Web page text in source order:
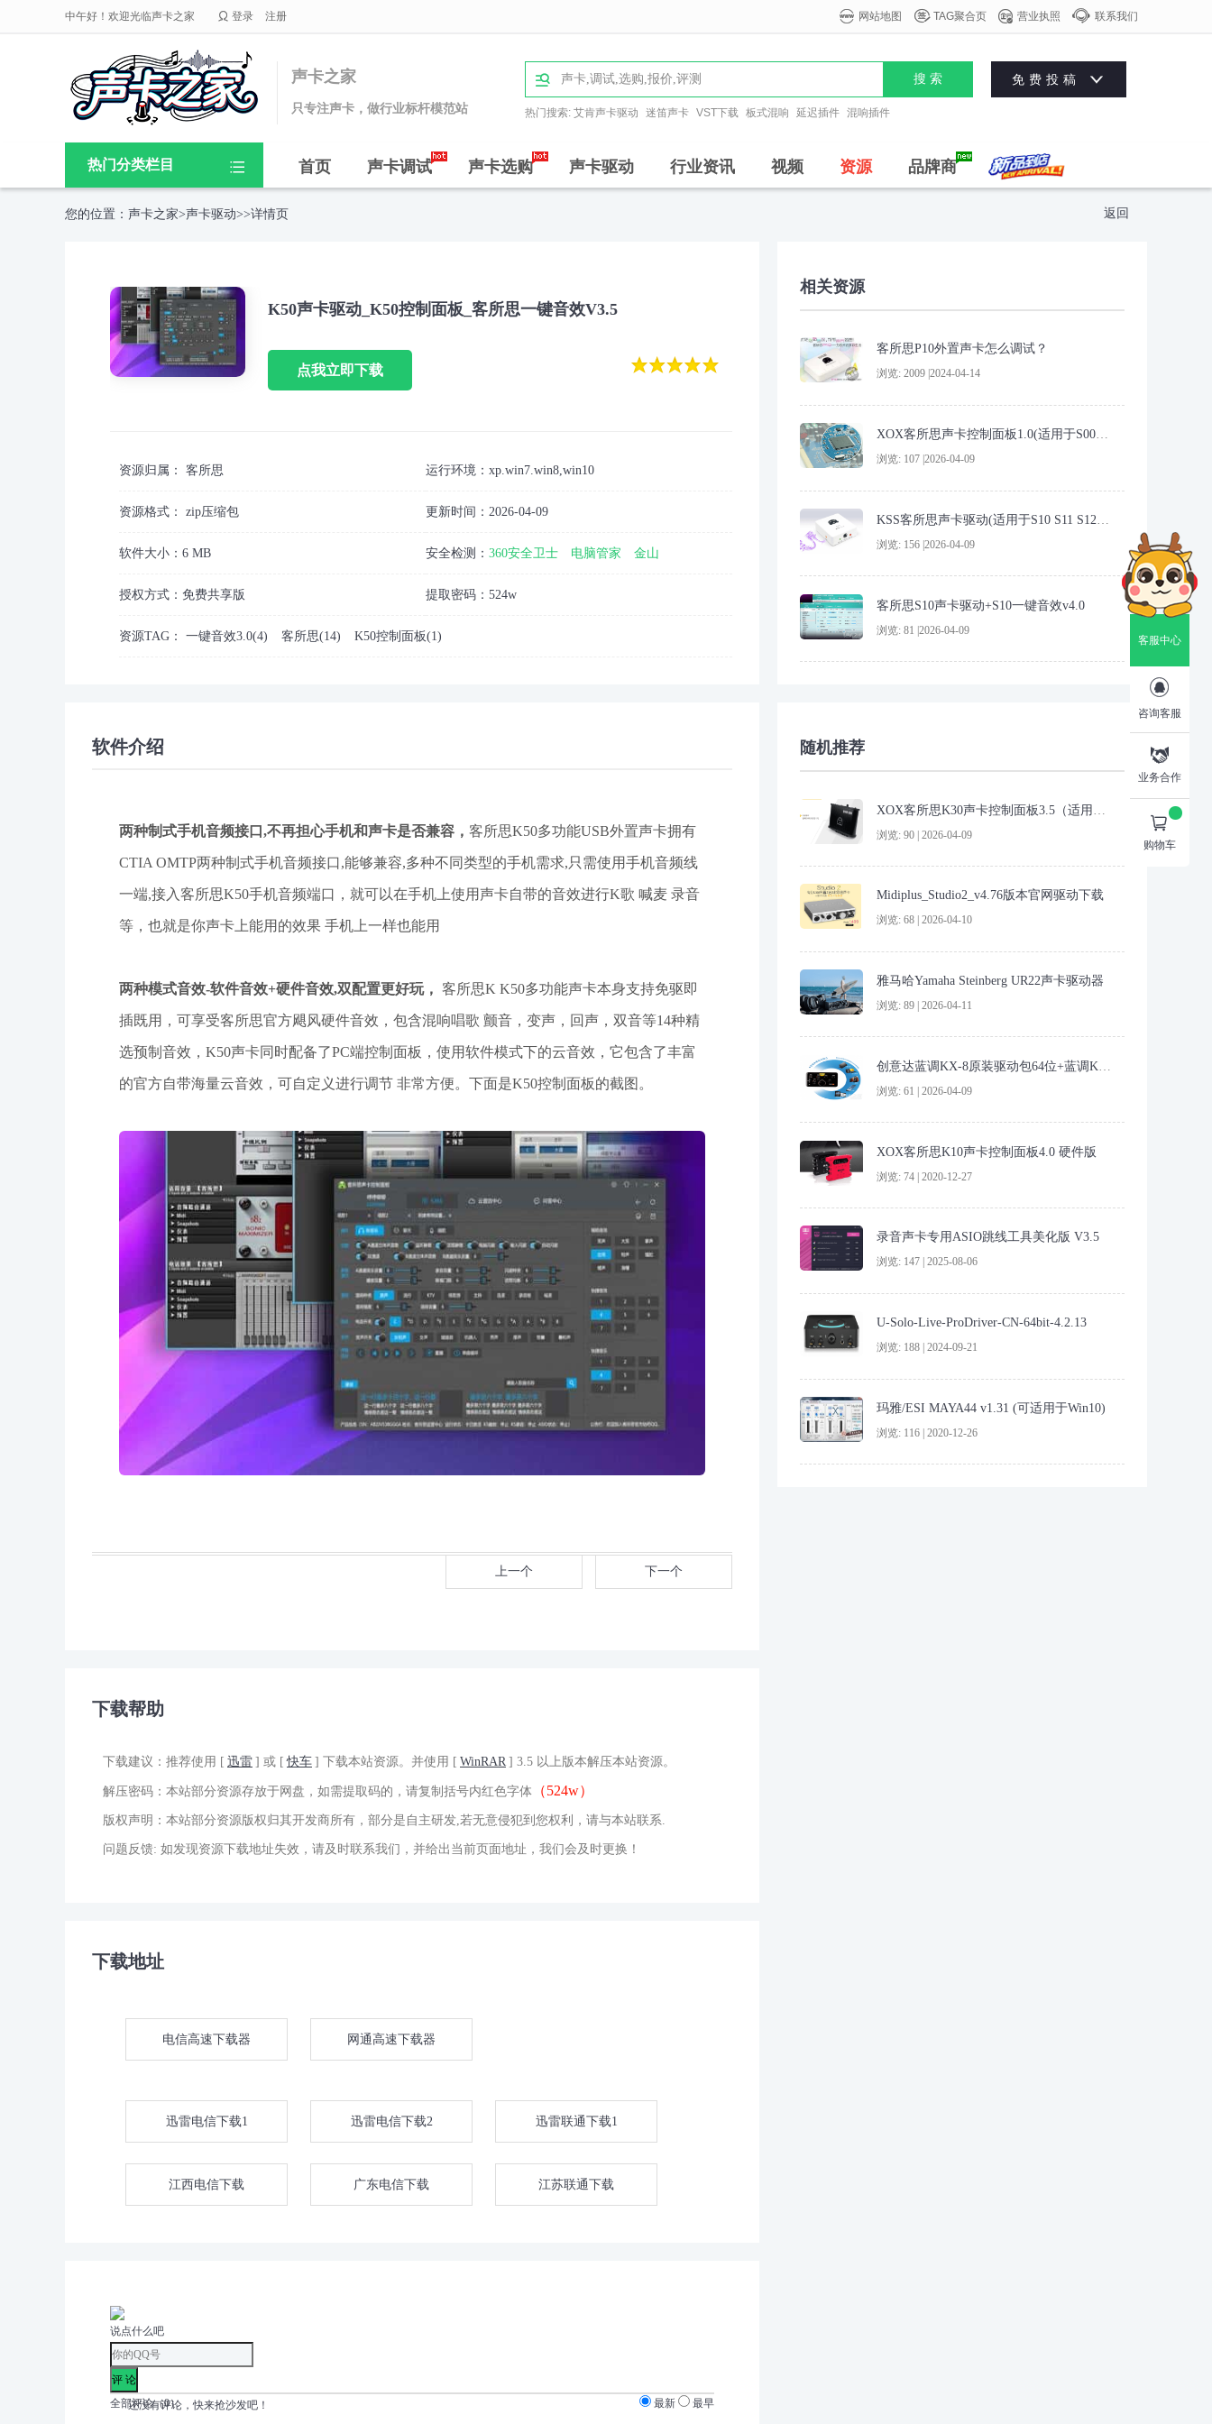
中午好！欢迎光临声卡之家  登录 注册  网站地图  TAG聚合页  营业执照  联系我们
声卡之家
只专注声卡，做行业标杆模范站
 搜 索 免费投稿 
热门搜索: 艾肯声卡驱动 迷笛声卡 VST下载 板式混响 延迟插件 混响插件
热门分类栏目  首页 声卡调试 声卡选购 声卡驱动 行业资讯 视频 资源 品牌商
您的位置： 声卡之家>声卡驱动>>详情页 返回
K50声卡驱动_K50控制面板_客所思一键音效V3.5
点我立即下载
资源归属： 客所思 运行环境： xp.win7.win8,win10
资源格式： zip压缩包 更新时间： 2026-04-09
软件大小： 6 MB 安全检测： 360安全卫士 电脑管家 金山
授权方式： 免费共享版 提取密码： 524w
资源TAG： 一键音效3.0(4) 客所思(14) K50控制面板(1)
软件介绍
两种制式手机音频接口,不再担心手机和声卡是否兼容， 客所思K50多功能USB外置声卡拥有
CTIA OMTP两种制式手机音频接口,能够兼容,多种不同类型的手机需求,只需使用手机音频线
一端,接入客所思K50手机音频端口，就可以在手机上使用声卡自带的音效进行K歌 喊麦 录音
等，也就是你声卡上能用的效果 手机上一样也能用
两种模式音效-软件音效+硬件音效,双配置更好玩， 客所思K K50多功能声卡本身支持免驱即
插既用，可享受客所思官方飓风硬件音效，包含混响唱歌 颤音，变声，回声，双音等14种精
选预制音效，K50声卡同时配备了PC端控制面板，使用软件模式下的云音效，它包含了丰富
的官方自带海量云音效，可自定义进行调节 非常方便。下面是K50控制面板的截图。
上一个 下一个
下载帮助
下载建议：推荐使用 [ 迅雷 ] 或 [ 快车 ] 下载本站资源。并使用 [ WinRAR ] 3.5 以上版本解压本站资源。
解压密码：本站部分资源存放于网盘，如需提取码的，请复制括号内红色字体 （524w）
版权声明：本站部分资源版权归其开发商所有，部分是自主研发,若无意侵犯到您权利，请与本站联系.
问题反馈: 如发现资源下载地址失效，请及时联系我们，并给出当前页面地址，我们会及时更换！
下载地址
电信高速下载器 网通高速下载器
迅雷电信下载1 迅雷电信下载2 迅雷联通下载1
江西电信下载 广东电信下载 江苏联通下载
相关资源
客所思P10外置声卡怎么调试？
浏览: 2009 |2024-04-14
XOX客所思声卡控制面板1.0(适用于S0080)-本声卡已停产
浏览: 107 |2026-04-09
浏览: 156 |2026-04-09
客所思S10声卡驱动+S10一键音效v4.0
浏览: 81 |2026-04-09
随机推荐
浏览: 90 | 2026-04-09
Midiplus_Studio2_v4.76版本官网驱动下载
浏览: 68 | 2026-04-10
雅马哈Yamaha Steinberg UR22声卡驱动器
浏览: 89 | 2026-04-11
浏览: 61 | 2026-04-09
XOX客所思K10声卡控制面板4.0 硬件版
浏览: 74 | 2020-12-27
录音声卡专用ASIO跳线工具美化版 V3.5
浏览: 147 | 2025-08-06
U-Solo-Live-ProDriver-CN-64bit-4.2.13
浏览: 188 | 2024-09-21
玛雅/ESI MAYA44 v1.31 (可适用于Win10)
浏览: 116 | 2020-12-26
说点什么吧
全部评论（0） 最新 最早
还没有评论，快来抢沙发吧！
客服中心

咨询客服

业务合作

购物车